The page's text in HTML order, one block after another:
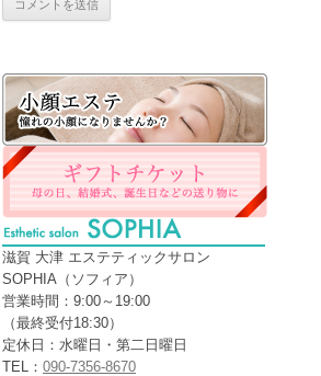
滋賀 大津 エステティックサロン
SOPHIA（ソフィア）
営業時間：9:00～19:00
（最終受付18:30）
定休日：水曜日・第二日曜日
TEL： 090-7356-8670